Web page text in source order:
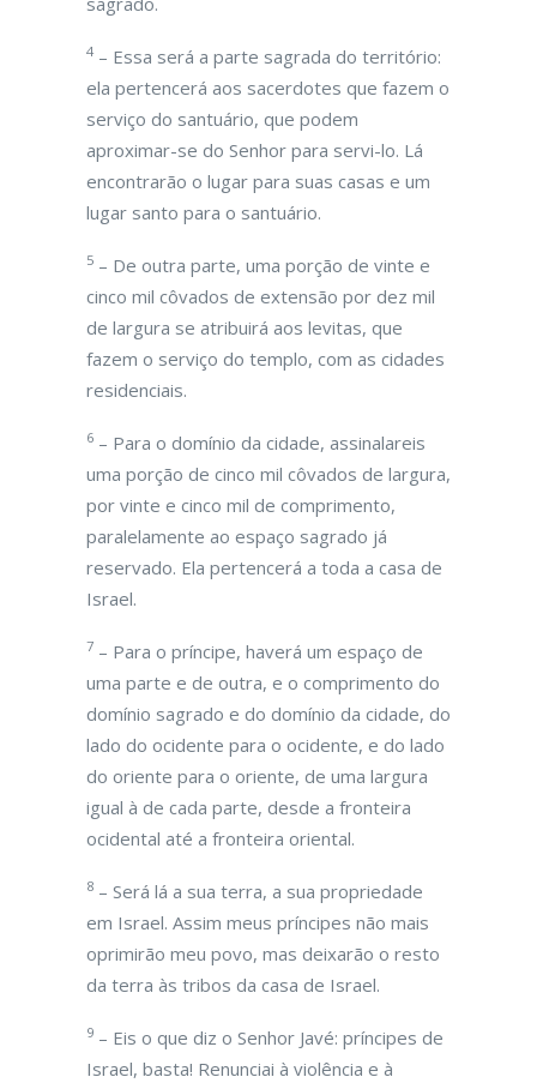
4 – Essa será a parte sagrada do território:
ela pertencerá aos sacerdotes que fazem o
serviço do santuário, que podem
aproximar-se do Senhor para servi-lo. Lá
encontrarão o lugar para suas casas e um
lugar santo para o santuário.
5 – De outra parte, uma porção de vinte e
cinco mil côvados de extensão por dez mil
de largura se atribuirá aos levitas, que
fazem o serviço do templo, com as cidades
residenciais.
6 – Para o domínio da cidade, assinalareis
uma porção de cinco mil côvados de largura,
por vinte e cinco mil de comprimento,
paralelamente ao espaço sagrado já
reservado. Ela pertencerá a toda a casa de
Israel.
7 – Para o príncipe, haverá um espaço de
uma parte e de outra, e o comprimento do
domínio sagrado e do domínio da cidade, do
lado do ocidente para o ocidente, e do lado
do oriente para o oriente, de uma largura
igual à de cada parte, desde a fronteira
ocidental até a fronteira oriental.
8 – Será lá a sua terra, a sua propriedade
em Israel. Assim meus príncipes não mais
oprimirão meu povo, mas deixarão o resto
da terra às tribos da casa de Israel.
9 – Eis o que diz o Senhor Javé: príncipes de
Israel, basta! Renunciai à violência e à